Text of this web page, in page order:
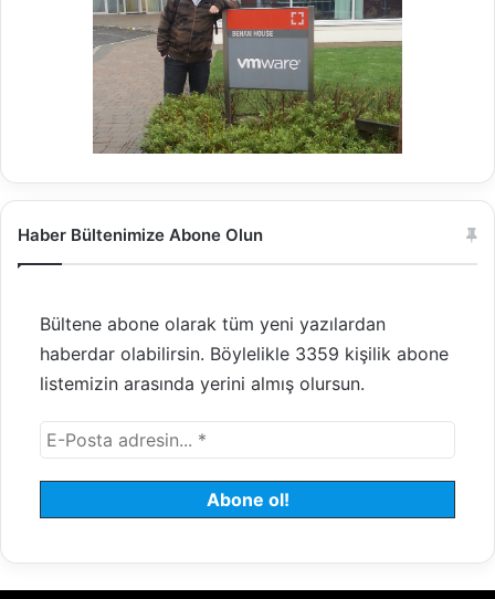
Haber Bültenimize Abone Olun
Bültene abone olarak tüm yeni yazılardan
haberdar olabilirsin. Böylelikle 3359 kişilik abone
listemizin arasında yerini almış olursun.